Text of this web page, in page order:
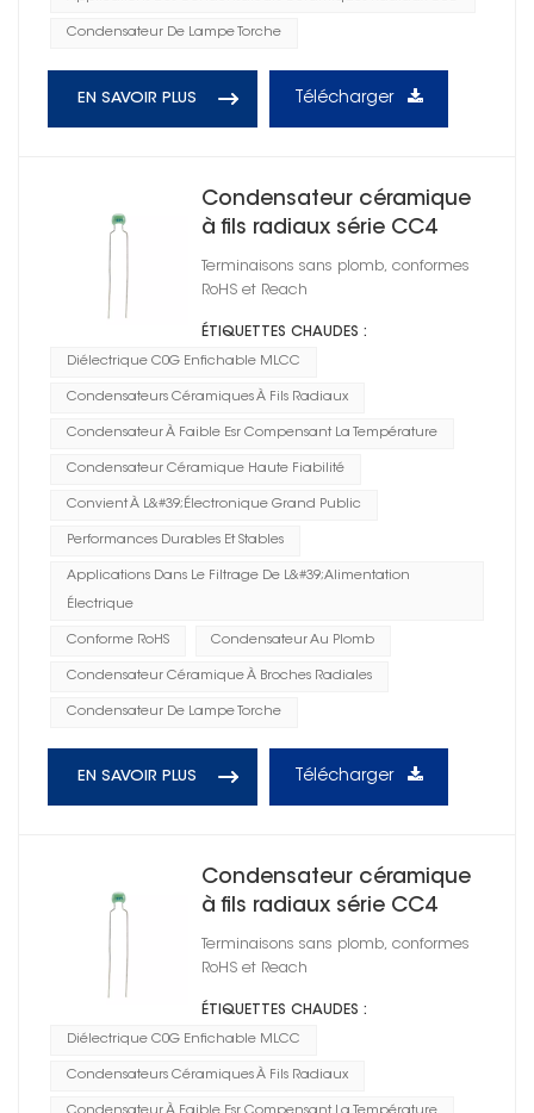
Condensateur De Lampe Torche
EN SAVOIR PLUS Télécharger
Condensateur céramique
à fils radiaux série CC4
0805
Terminaisons sans plomb, conformes
RoHS et Reach
ÉTIQUETTES CHAUDES :
Diélectrique C0G Enfichable MLCC
Condensateurs Céramiques À Fils Radiaux
Condensateur À Faible Esr Compensant La Température
Condensateur Céramique Haute Fiabilité
Convient À L&#39;électronique Grand Public
Performances Durables Et Stables
Applications Dans Le Filtrage De L&#39;alimentation
Électrique
Conforme RoHS Condensateur Au Plomb
Condensateur Céramique À Broches Radiales
Condensateur De Lampe Torche
EN SAVOIR PLUS Télécharger
Condensateur céramique
à fils radiaux série CC4
1206
Terminaisons sans plomb, conformes
RoHS et Reach
ÉTIQUETTES CHAUDES :
Diélectrique C0G Enfichable MLCC
Condensateurs Céramiques À Fils Radiaux